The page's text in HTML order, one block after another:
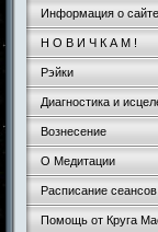
Информация о сайте
Н О В И Ч К А М !
Рэйки
Диагностика и
Вознесение
О Медитации
Расписание сеансов
Помощь от Круга